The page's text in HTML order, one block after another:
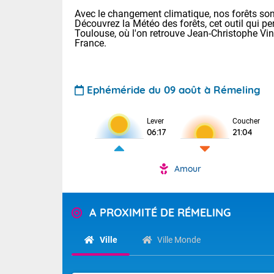
Avec le changement climatique, nos forêts
Découvrez la Météo des forêts, cet outil qui
Toulouse, où l'on retrouve Jean-Christophe
France.
Ephéméride du 09 août à Rémeling
Lever
06:17
Coucher
21:04
Amour
A PROXIMITÉ DE RÉMELING
Ville Ville Monde
Voici les
: 20/27 Paris
Clermont-Fd
Limoges :
Lille : 24/34
Temps
Alpes-